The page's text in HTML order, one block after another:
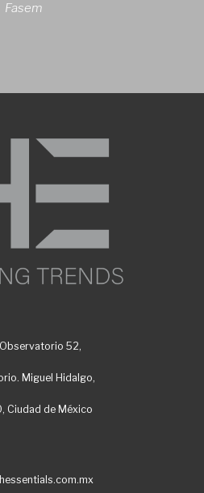
Fasem
52,
Miguel Hidalgo,
Ciudad de México